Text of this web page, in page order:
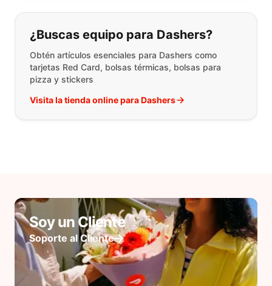
¿Buscas equipo para Dashers?
Obtén artículos esenciales para Dashers como
tarjetas Red Card, bolsas térmicas, bolsas para
pizza y stickers
Visita la tienda online para Dashers
Soy un Cliente
Soporte al Cliente